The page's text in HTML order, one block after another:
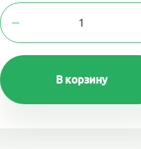
В корзину